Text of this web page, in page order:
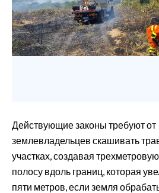
Действующие законы требуют от
землевладельцев скашивать
участках, создавая
полосу вдоль границ, которая
пяти метров, если земля